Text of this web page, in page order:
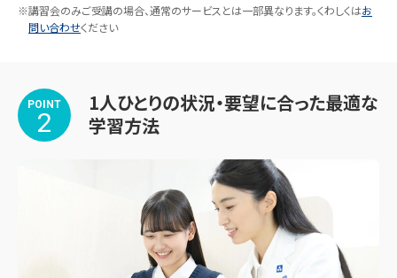
・国士館高校
・駒場学園高校
・東京都市大学附属等々力高校
・日本大学高校　　など
・東海大学付属高輪台高校中等部
・トキワ松学園中学校　　など
※講習会のみご受講の場合、通常のサービスとは一部異なります。くわしくはお
問い合わせください
POINT
2
1人ひとりの状況・要望に合った最適な
学習方法